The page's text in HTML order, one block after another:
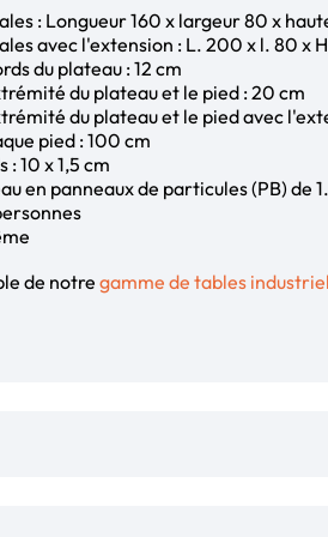
: Longueur 160 x largeur 80 x
avec l'extension : L. 200 x l. 80 x
du plateau : 12 cm
du plateau et le pied : 20 cm
du plateau et le pied avec
pied : 100 cm
: 10 x 1,5 cm
en panneaux de particules (PB) de
de notre gamme de tables